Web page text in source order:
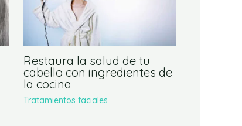
Restaura la salud de tu
cabello con ingredientes de
la cocina
Tratamientos faciales